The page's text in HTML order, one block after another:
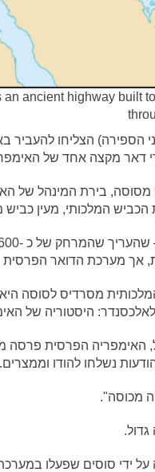
ancient highway built
האחימניים (בערך 550-330 לפני
דאר מקצה אחד של
מסוסה, בירת המינהל של
המלכותי, מעין
אך מערכת הדואר
מסרדיס לסוסה
היסטוריה של
הפרסית פרסה
נשלחו להודו וממצרים.
מכוסה".
ידי סוסים שפעלו